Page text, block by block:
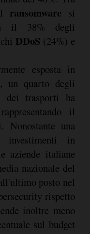
ransomware si
il 38% degli
DDoS (24%) e
esposta in
un quarto degli
dei trasporti ha
il
Nonostante una
in
aziende italiane
nazionale del
posto nel
rispetto
inoltre meno
sul budget